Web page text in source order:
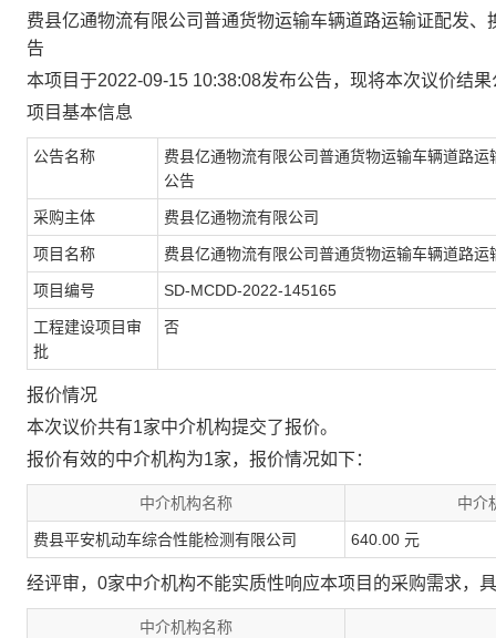
费县亿通物流有限公司普通货物运输车辆道路运输证配发
告
本项目于2022-09-15 10:38:08发布公告，现将本次议价结
项目基本信息
公告名称
费县亿通物流有限公司普通货物运输车辆道路
公告
采购主体 费县亿通物流有限公司
项目名称 费县亿通物流有限公司普通货物运输车辆道路
项目编号 SD-MCDD-2022-145165
工程建设项目审
批
否
报价情况
本次议价共有1家中介机构提交了报价。
报价有效的中介机构为1家，报价情况如下：
中介机构名称 中介
费县平安机动车综合性能检测有限公司 640.00 元
经评审，0家中介机构不能实质性响应本项目的采购需求，
中介机构名称